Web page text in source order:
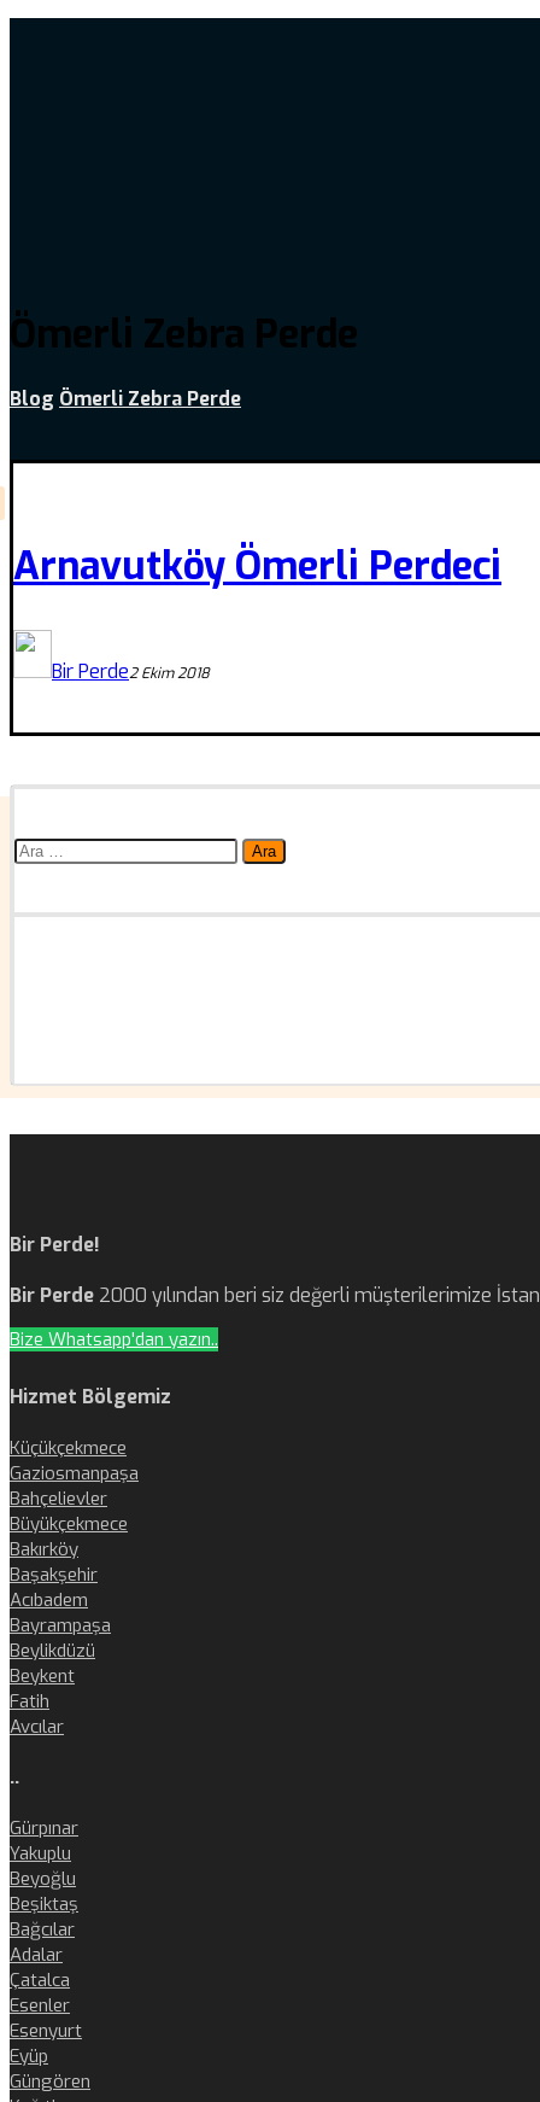
Ömerli Zebra Perde
Blog Ömerli Zebra Perde
Arnavutköy Ömerli Perdeci
Bir Perde2 Ekim 2018
Arama:
Bir Perde!
Bir Perde 2000 yılından beri siz değerli müşterilerimize
Bize Whatsapp'dan yazın..
Hizmet Bölgemiz
Küçükçekmece
Gaziosmanpaşa
Bahçelievler
Büyükçekmece
Bakırköy
Başakşehir
Acıbadem
Bayrampaşa
Beylikdüzü
Beykent
Fatih
Avcılar
..
Gürpınar
Yakuplu
Beyoğlu
Beşiktaş
Bağcılar
Adalar
Çatalca
Esenler
Esenyurt
Eyüp
Güngören